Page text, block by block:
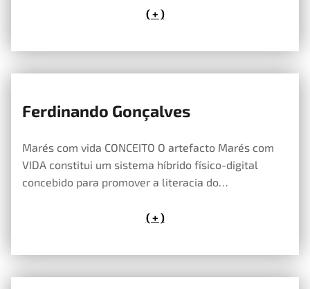
( + )
Ferdinando Gonçalves
Marés com vida CONCEITO O artefacto Marés com
VIDA constitui um sistema híbrido físico-digital
concebido para promover a literacia do…
( + )